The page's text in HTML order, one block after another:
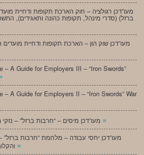
מעו”דכן רגולציה – חוק הארכת תקופות ודחיית
ברזל) (סדרי מינהל, תקופות כהונה ותאגידים), התשפ”ד-2023 –
מעו”דכן שוק הון – הארכת תקופות ודחיית
– A Guide for Employers III – “Iron Swords”
– A Guide for Employers II – “Iron Swords” War
»
מעו”דכן יחסי עבודה – מלחמת “חרבות ברזל”
»